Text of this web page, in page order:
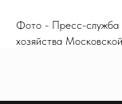
Фото - Пресс-служба
хозяйства